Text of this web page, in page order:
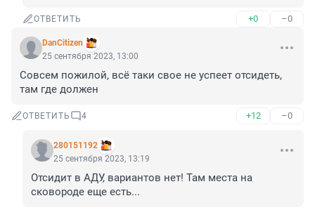
ОТВЕТИТЬ +0 –0
DanCitizen
25 сентября 2023, 13:00
Совсем пожилой, всё таки свое не успеет отсидеть,
там где должен
ОТВЕТИТЬ 4 +12 –0
280151192
25 сентября 2023, 13:19
Отсидит в АДУ, вариантов нет! Там места на
сковороде еще есть...